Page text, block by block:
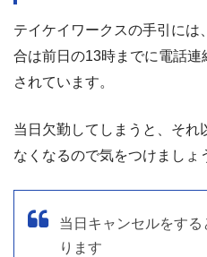
テイケイワークスの手引に
合は前日の13時までに電話
されています。
当日欠勤してしまうと、それ
なくなるので気をつけましょ
当日キャンセルをす
ります